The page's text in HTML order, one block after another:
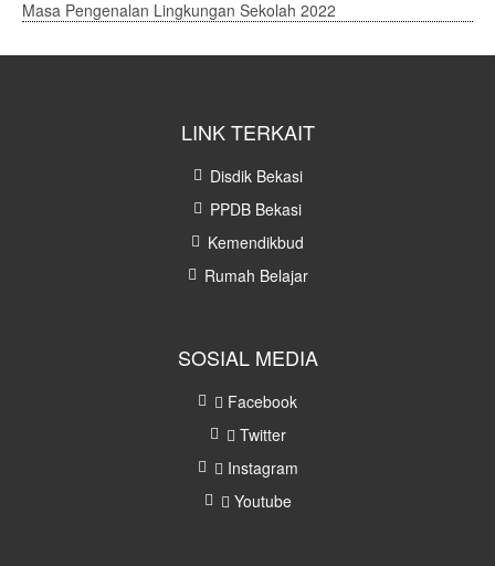
Masa Pengenalan Lingkungan Sekolah 2022
LINK TERKAIT
Disdik Bekasi
PPDB Bekasi
Kemendikbud
Rumah Belajar
SOSIAL MEDIA
Facebook
Twitter
Instagram
Youtube